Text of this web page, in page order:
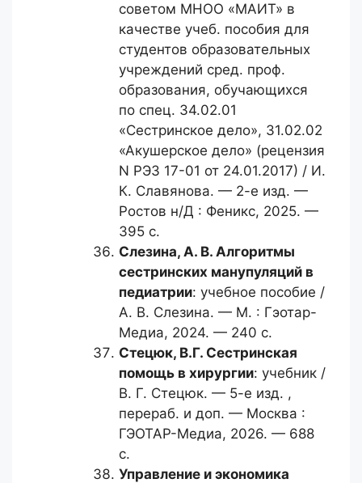
советом МНОО «МАИТ» в
качестве учеб. пособия для
студентов образовательных
учреждений сред. проф.
образования, обучающихся
по спец. 34.02.01
«Сестринское дело», 31.02.02
«Акушерское дело» (рецензия
N РЭЗ 17-01 от 24.01.2017) / И.
К. Славянова. — 2-е изд. —
Ростов н/Д : Феникс, 2025. —
395 с.
Слезина, А. В. Алгоритмы
сестринских манупуляций в
педиатрии: учебное пособие /
А. В. Слезина. — М. : Гэотар-
Медиа, 2024. — 240 с.
Стецюк, В.Г. Сестринская
помощь в хирургии: учебник /
В. Г. Стецюк. — 5-е изд. ,
перераб. и доп. — Москва :
ГЭОТАР-Медиа, 2026. — 688
с.
Управление и экономика